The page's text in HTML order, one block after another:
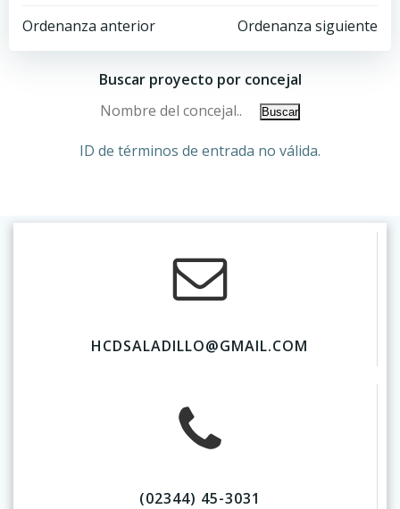
Ordenanza anterior Ordenanza siguiente
Buscar proyecto por concejal
ID de términos de entrada no válida.
HCDSALADILLO@GMAIL.COM
(02344) 45-3031